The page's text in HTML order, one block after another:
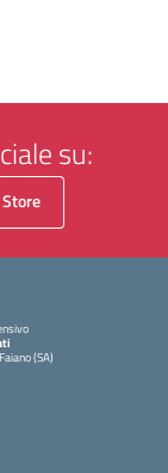
su:
(SA)
iniziale della scuola